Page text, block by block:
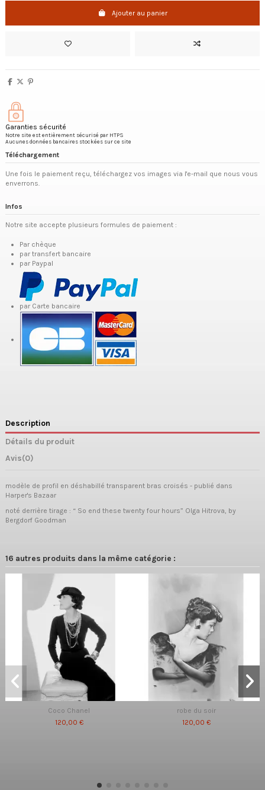
Ajouter au panier
Garanties sécurité
Notre site est entièrement sécurisé par HTPS
Aucunes données bancaires stockées sur ce site
Téléchargement
Une fois le paiement reçu, téléchargez vos images via l'e-mail que nous vous
enverrons.
Infos
Notre site accepte plusieurs formules de paiement :
Par chèque
par transfert bancaire
par Paypal
par Carte bancaire
Description
Détails du produit
Avis(0)
modèle de profil en déshabillé transparent bras croisés - publié dans
Harper's Bazaar
noté derrière tirage : “ So end these twenty four hours” Olga Hitrova, by
Bergdorf Goodman
16 autres produits dans la même catégorie :
Coco Chanel
120,00 €
robe du soir
120,00 €